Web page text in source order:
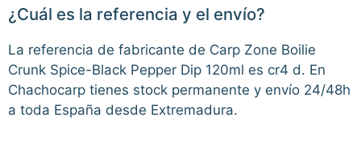
¿Cuál es la referencia y el envío?
La referencia de fabricante de Carp Zone Boilie
Crunk Spice-Black Pepper Dip 120ml es cr4 d. En
Chachocarp tienes stock permanente y envío 24/48h
a toda España desde Extremadura.